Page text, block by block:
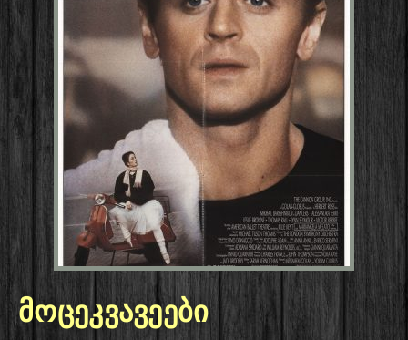
მოცეკვავეები